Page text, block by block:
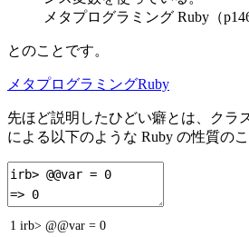
メタプログラミング Ruby（p146
とのことです。
メタプログラミングRuby
先ほど説明したひどい癖とは、クラ
による以下のような Ruby の性質のこ
1 irb> @@var = 0